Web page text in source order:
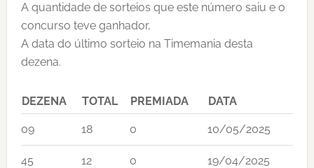
A quantidade de sorteios que este número saiu e o
concurso teve ganhador,
A data do último sorteio na Timemania desta
dezena.
DEZENA TOTAL PREMIADA DATA
09 18 0 10/05/2025
45 12 0 19/04/2025